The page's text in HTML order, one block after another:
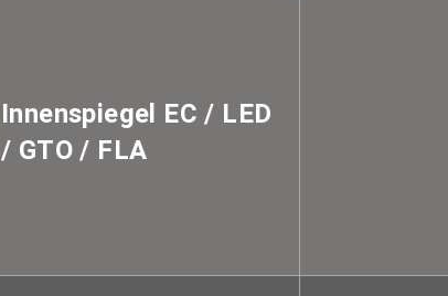
Innenspiegel EC / LED
/ GTO / FLA